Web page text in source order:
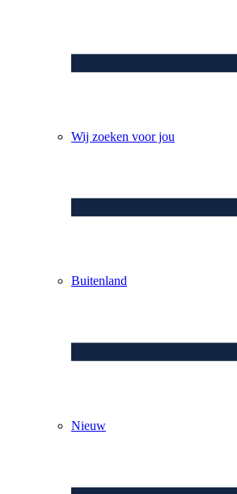
Wij zoeken voor jou
Buitenland
Nieuw